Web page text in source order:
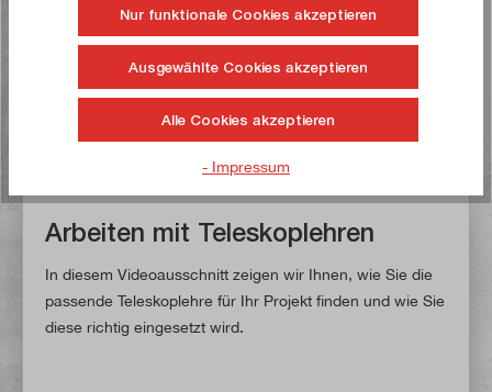
Alle online verfügbaren Produkte sind auch im
Fachgeschäft auf Lager
Kompetente Beratung
Persönlich am Telefon & im Fachgeschäft
Arbeiten mit Teleskoplehren
In diesem Videoausschnitt zeigen wir Ihnen, wie Sie die
passende Teleskoplehre für Ihr Projekt finden und wie Sie
diese richtig eingesetzt wird.
Nur funktionale Cookies akzeptieren
Ausgewählte Cookies akzeptieren
Alle Cookies akzeptieren
- Impressum